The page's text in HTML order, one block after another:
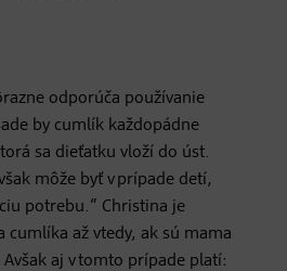
odporúča používanie
by cumlík každopádne
sa dieťatku vloží do úst.
môže byť v prípade detí,
potrebu.“ Christina je
cumlíka až vtedy, ak sú mama
aj v tomto prípade platí: